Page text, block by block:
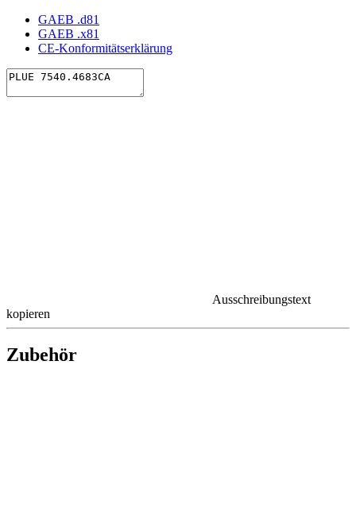
GAEB .d81
GAEB .x81
CE-Konformitätserklärung
Ausschreibungstext
kopieren
Zubehör